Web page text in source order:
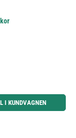
öka eller minska kvantiteten.
I KUNDVAGNEN